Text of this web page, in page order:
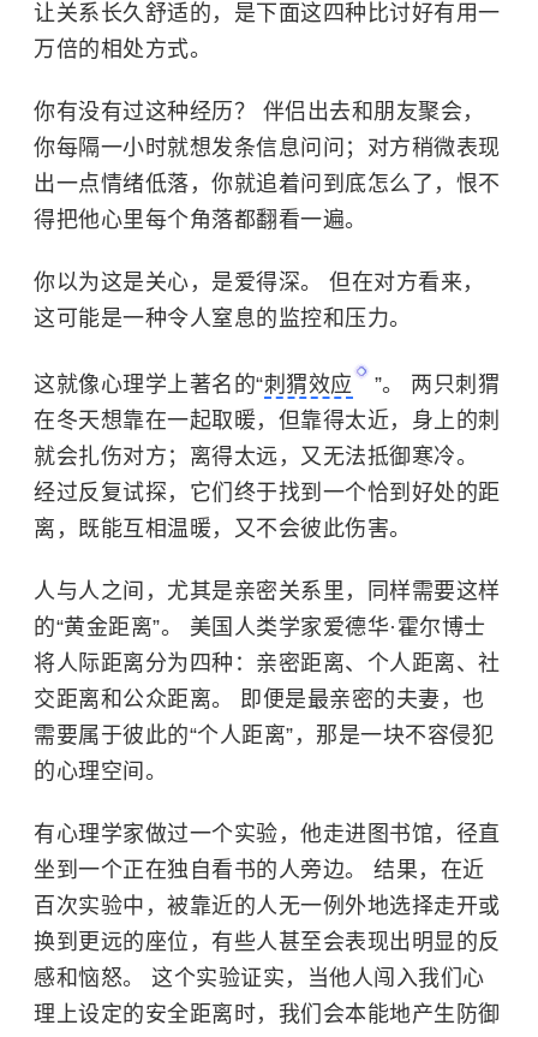
让关系长久舒适的，是下面这四种比讨好有用一
万倍的相处方式。
你有没有过这种经历？ 伴侣出去和朋友聚会，
你每隔一小时就想发条信息问问；对方稍微表现
出一点情绪低落，你就追着问到底怎么了，恨不
得把他心里每个角落都翻看一遍。
你以为这是关心，是爱得深。 但在对方看来，
这可能是一种令人窒息的监控和压力。
这就像心理学上著名的“刺猬效应
”。 两只刺猬
在冬天想靠在一起取暖，但靠得太近，身上的刺
就会扎伤对方；离得太远，又无法抵御寒冷。
经过反复试探，它们终于找到一个恰到好处的距
离，既能互相温暖，又不会彼此伤害。
人与人之间，尤其是亲密关系里，同样需要这样
的“黄金距离”。 美国人类学家爱德华·霍尔博士
将人际距离分为四种：亲密距离、个人距离、社
交距离和公众距离。 即便是最亲密的夫妻，也
需要属于彼此的“个人距离”，那是一块不容侵犯
的心理空间。
有心理学家做过一个实验，他走进图书馆，径直
坐到一个正在独自看书的人旁边。 结果，在近
百次实验中，被靠近的人无一例外地选择走开或
换到更远的座位，有些人甚至会表现出明显的反
感和恼怒。 这个实验证实，当他人闯入我们心
理上设定的安全距离时，我们会本能地产生防御